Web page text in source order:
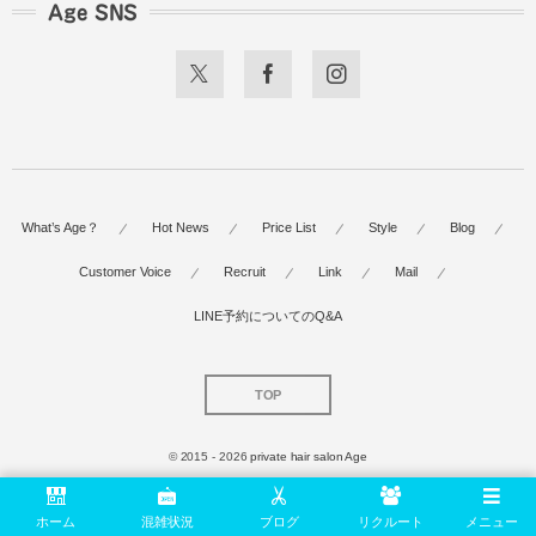
Age SNS
What’s Age？ Hot News Price List Style Blog
Customer Voice Recruit Link Mail
LINE予約についてのQ&A
TOP
© 2015 - 2026private hair salon Age
メニュー
ホーム 混雑状況 ブログ リクルート